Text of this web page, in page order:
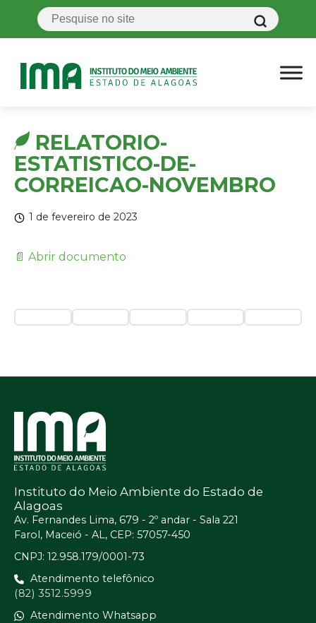
RELATORIO-
ESTATISTICO-DE-
CORREICAO-NOVEMBRO
1 de fevereiro de 2023
📄 Abrir documento
Instituto do Meio Ambiente do Estado de
Alagoas
Av. Fernandes Lima, 679 - 2º andar - Sala 221
Farol, Maceió - AL, CEP: 57057-450
CNPJ: 12.958.179/0001-73
Atendimento telefônico
(82) 3512.5999
Atendimento Whatsapp